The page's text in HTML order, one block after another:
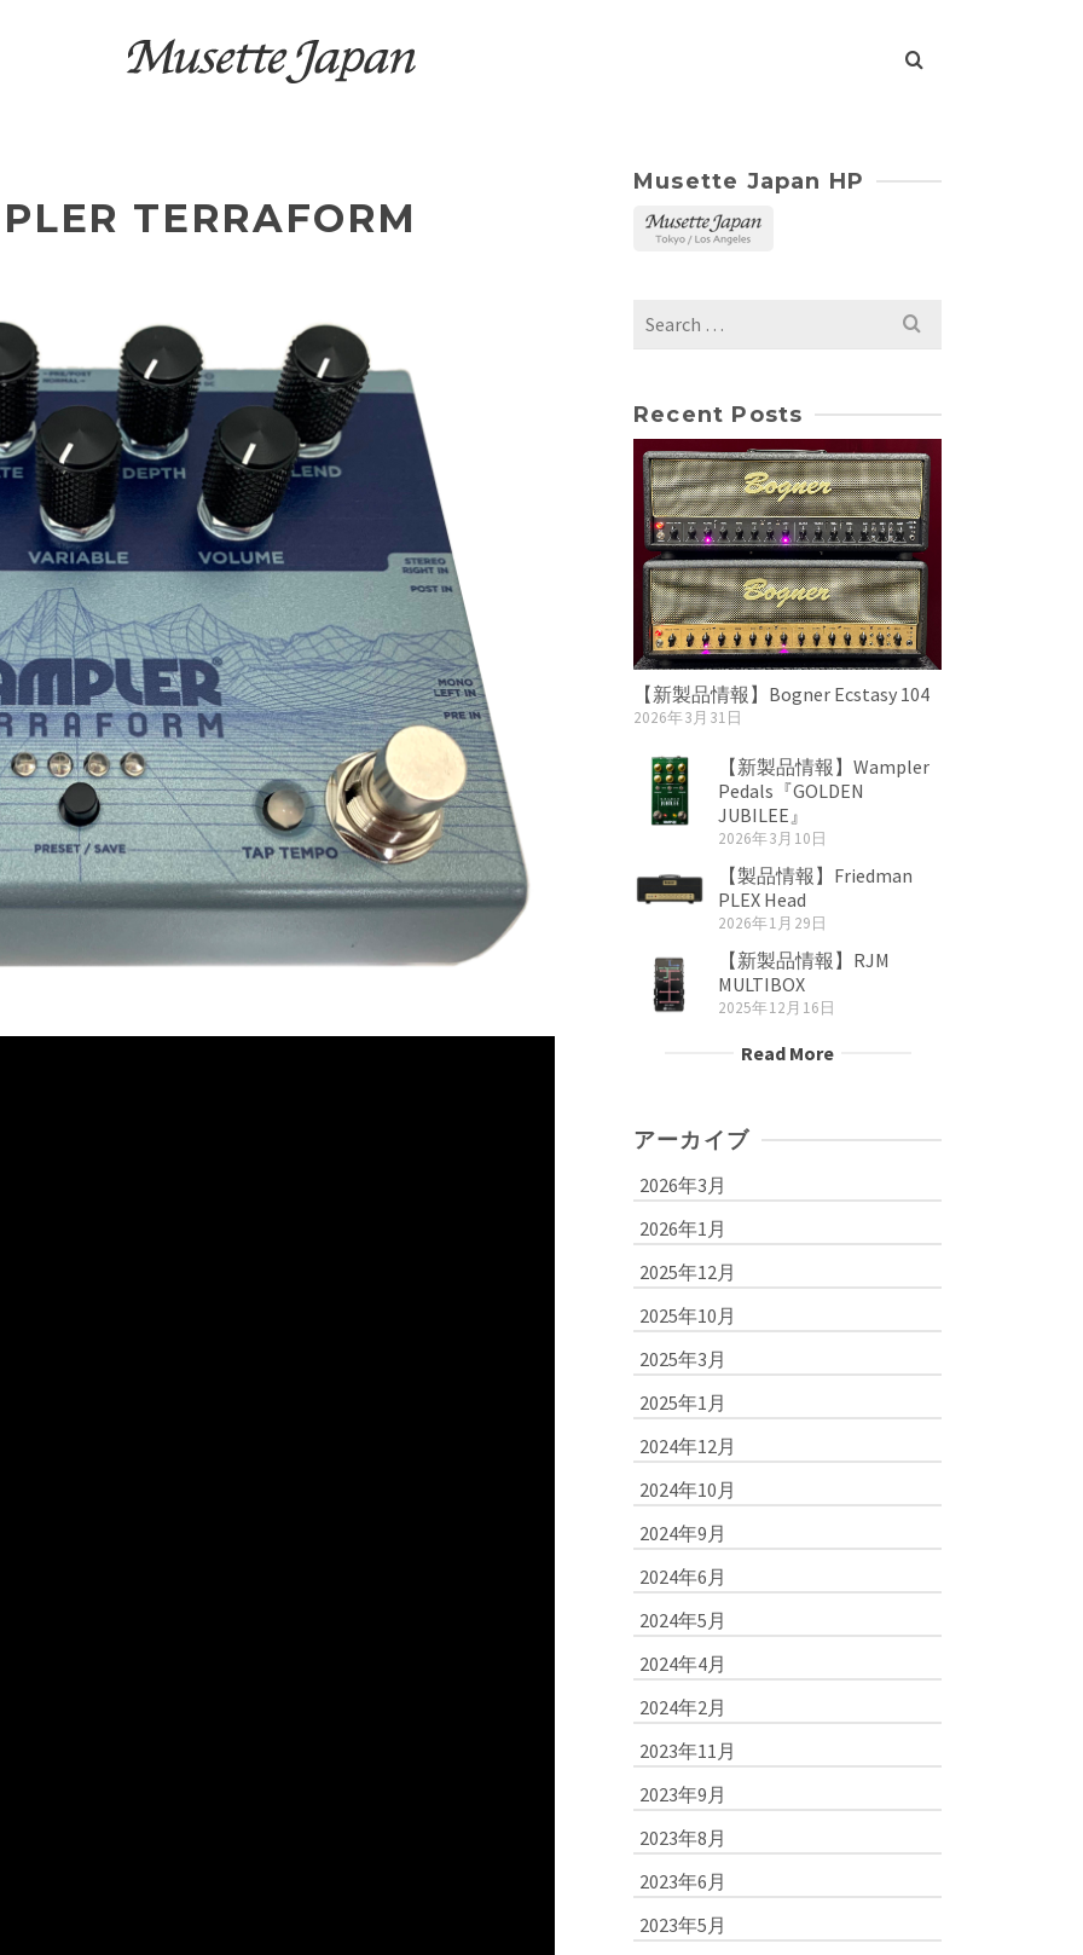
TERRAFORM
Musette Japan HP
Search
for:
Recent Posts
【新製品情報】Bogner Ecstasy 104
2026年3月31日
【新製品情報】Wampler
Pedals『GOLDEN
JUBILEE』
2026年3月10日
【製品情報】Friedman
PLEX Head
2026年1月29日
【新製品情報】RJM
MULTIBOX
2025年12月16日
Read More
アーカイブ
2026年3月
2026年1月
2025年12月
2025年10月
2025年3月
2025年1月
2024年12月
2024年10月
2024年9月
2024年6月
2024年5月
2024年4月
2024年2月
2023年11月
2023年9月
2023年8月
2023年6月
2023年5月